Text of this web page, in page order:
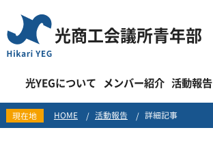
光商工会議所青年部
光YEGについて メンバー紹介 活動報告
現在地 HOME 活動報告 詳細記事